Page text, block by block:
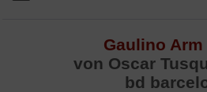
Gaulino
von Oscar
bd